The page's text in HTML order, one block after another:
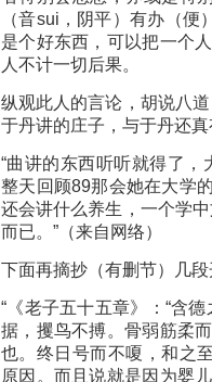
（音sui，阴平）有办（便
是个好东西，可以把一个
人不计一切后果。
纵观此人的言论，胡说八
于丹讲的庄子，与于丹还
“曲讲的东西听听就得了
整天回顾89那会她在大学
还会讲什么养生，一个学
而已。”（来自网络）
下面再摘抄（有删节）几段
“《老子五十五章》：“含
据，攫鸟不搏。骨弱筋柔
也。终日号而不嗄，和之
原因。而且说就是因为婴